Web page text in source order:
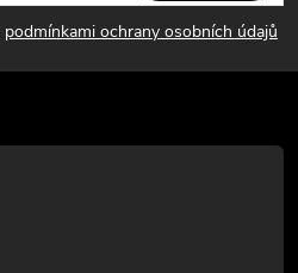
podmínkami ochrany osobních údajů